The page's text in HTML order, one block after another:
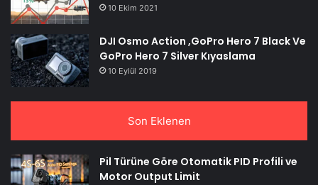
10 Ekim 2021
DJI Osmo Action ,GoPro Hero 7 Black Ve
GoPro Hero 7 Silver Kıyaslama
10 Eylül 2019
Son Eklenen
Pil Türüne Göre Otomatik PID Profili ve
Motor Output Limit